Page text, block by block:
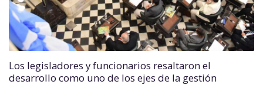
Los legisladores y funcionarios resaltaron el
desarrollo como uno de los ejes de la gestión